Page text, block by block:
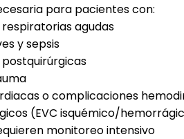
para pacientes con:
agudas
y sepsis
o complicaciones
(EVC isquémico/
monitoreo intensivo